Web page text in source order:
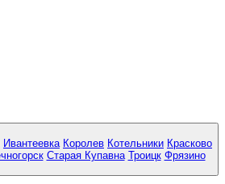
Ивантеевка Королев Котельники Красково
Старая Купавна Троицк Фрязино